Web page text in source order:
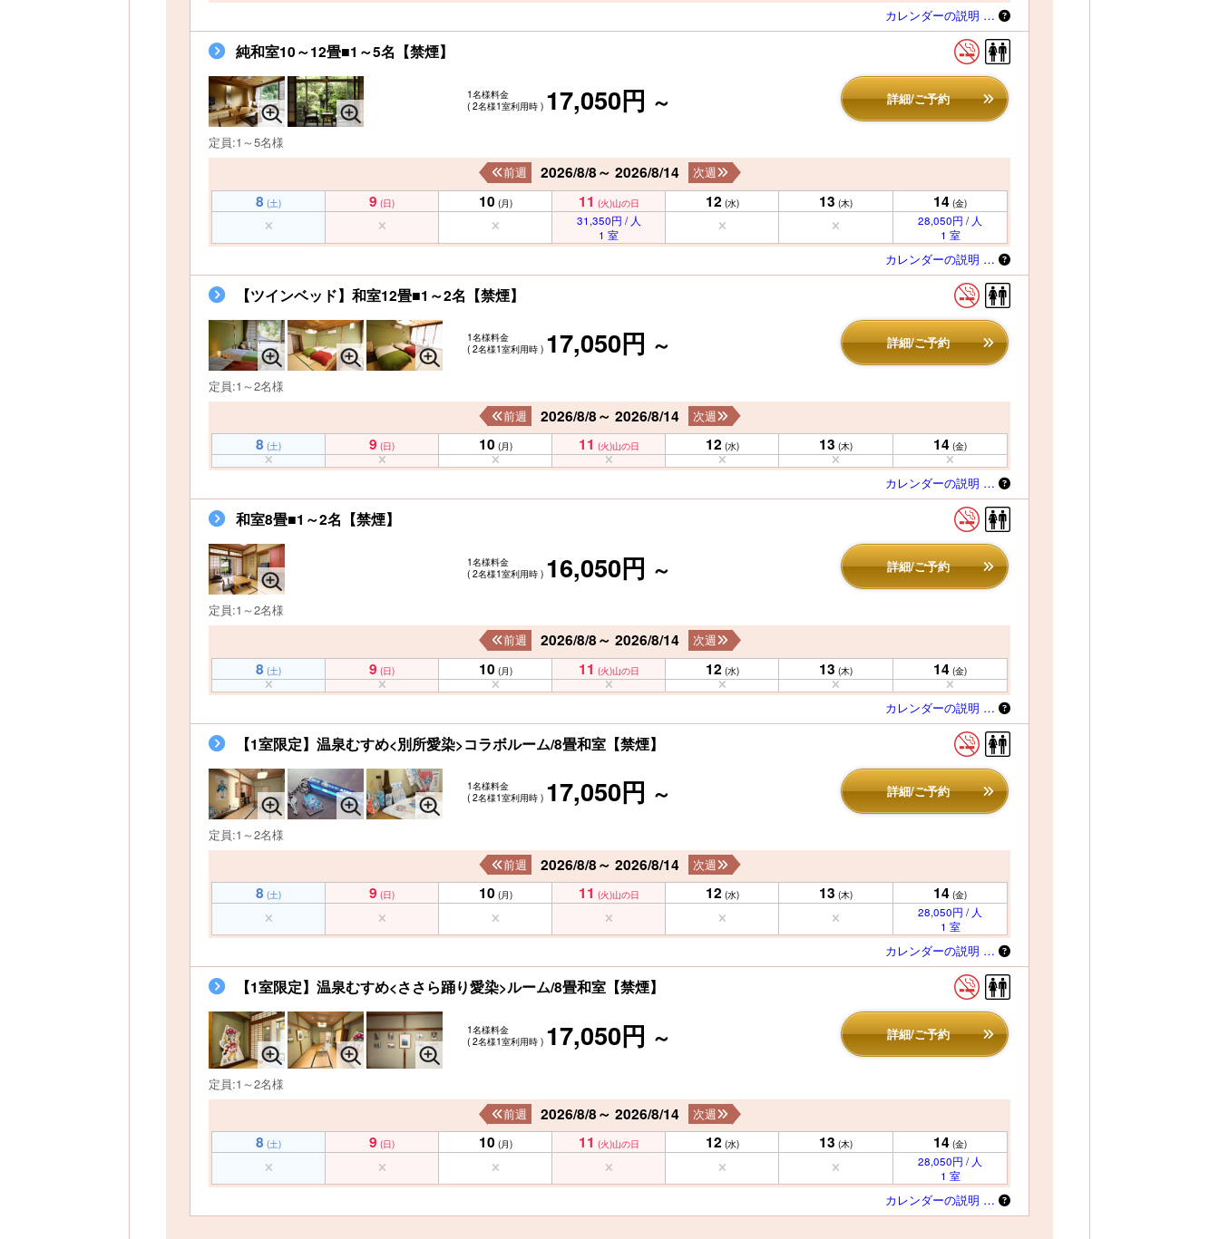
カレンダーの説明 …
純和室10～12畳■1～5名【禁煙】
1名様料金
( 2名様1室利用時 ) 17,050円 ～ 詳細/ご予約
定員:1～5名様
2026/8/8～ 2026/8/14
前週 次週
8 (土) 9 (日) 10 (月) 11 (火)山の日 12 (水) 13 (木) 14 (金)
31,350円 / 人
1 室
28,050円 / 人
1 室
カレンダーの説明 …
【ツインベッド】和室12畳■1～2名【禁煙】
1名様料金
( 2名様1室利用時 ) 17,050円 ～ 詳細/ご予約
定員:1～2名様
2026/8/8～ 2026/8/14
前週 次週
8 (土) 9 (日) 10 (月) 11 (火)山の日 12 (水) 13 (木) 14 (金)
カレンダーの説明 …
和室8畳■1～2名【禁煙】
1名様料金
( 2名様1室利用時 ) 16,050円 ～ 詳細/ご予約
定員:1～2名様
2026/8/8～ 2026/8/14
前週 次週
8 (土) 9 (日) 10 (月) 11 (火)山の日 12 (水) 13 (木) 14 (金)
カレンダーの説明 …
【1室限定】温泉むすめ<別所愛染>コラボルーム/8畳和室【禁煙】
1名様料金
( 2名様1室利用時 ) 17,050円 ～ 詳細/ご予約
定員:1～2名様
2026/8/8～ 2026/8/14
前週 次週
8 (土) 9 (日) 10 (月) 11 (火)山の日 12 (水) 13 (木) 14 (金)
28,050円 / 人
1 室
カレンダーの説明 …
【1室限定】温泉むすめ<ささら踊り愛染>ルーム/8畳和室【禁煙】
1名様料金
( 2名様1室利用時 ) 17,050円 ～ 詳細/ご予約
定員:1～2名様
2026/8/8～ 2026/8/14
前週 次週
8 (土) 9 (日) 10 (月) 11 (火)山の日 12 (水) 13 (木) 14 (金)
28,050円 / 人
1 室
カレンダーの説明 …